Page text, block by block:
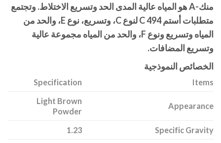
منك-A هو المياه عالية المدى الحد وتسريع الاختلاط. وتجتمع
متطلبات أستم C 494 لنوع C، وتسريع، نوع E، والحد من
المياه وتسريع ونوع F، والحد من المياه مجموعة عالية
وتسريع المضافات.
الخصائص النموذجية
Items
Specification
Appearance
Light Brown
Powder
Specific Gravity
1.23